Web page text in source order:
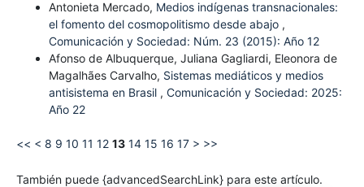
Antonieta Mercado, Medios indígenas transnacionales:
el fomento del cosmopolitismo desde abajo ,
Comunicación y Sociedad: Núm. 23 (2015): Año 12
Afonso de Albuquerque, Juliana Gagliardi, Eleonora de
Magalhães Carvalho, Sistemas mediáticos y medios
antisistema en Brasil , Comunicación y Sociedad: 2025:
Año 22
<< < 8 9 10 11 12 13 14 15 16 17 > >>
También puede {advancedSearchLink} para este artículo.